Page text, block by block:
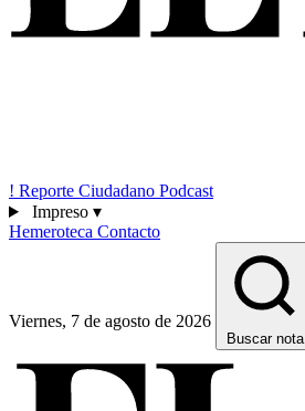
! Reporte Ciudadano Podcast
Impreso ▾
Hemeroteca Contacto
Viernes, 7 de agosto de 2026
Buscar nota